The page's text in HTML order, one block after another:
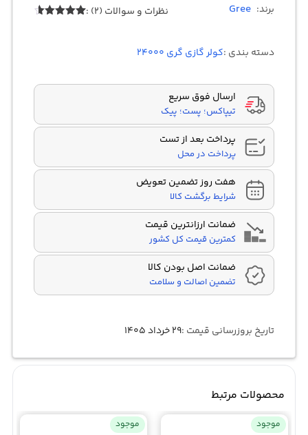
برند: Gree نظرات و سوالات (2) :
دسته بندی :کولر گازی گری 24000
ارسال فوق سریع
تیپاکس؛ پست؛ پیک
پرداخت بعد از تست
پرداخت در محل
هفت روز تضمین تعویض
شرایط برگشت کالا
ضمانت ارزانترین قیمت
کمترین قیمت کل کشور
ضمانت اصل بودن کالا
تضمین اصالت و سلامت
تاریخ بروزرسانی قیمت :۲۹ خرداد ۱۴۰۵
محصولات مرتبط
موجود موجود